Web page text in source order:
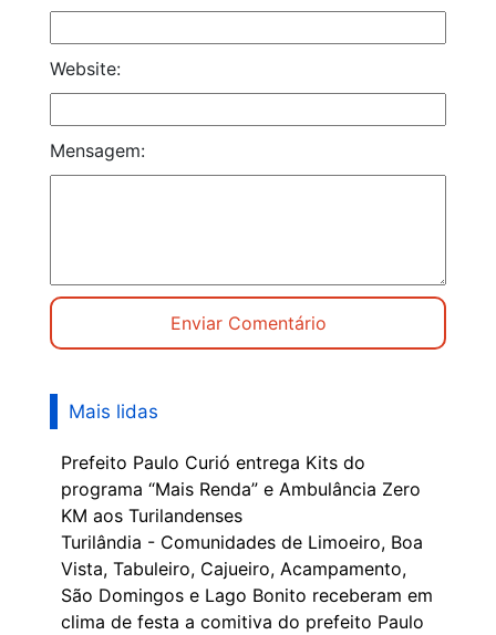
Website:
Mensagem:
Mais lidas
Prefeito Paulo Curió entrega Kits do
programa “Mais Renda” e Ambulância Zero
KM aos Turilandenses
Turilândia - Comunidades de Limoeiro, Boa
Vista, Tabuleiro, Cajueiro, Acampamento,
São Domingos e Lago Bonito receberam em
clima de festa a comitiva do prefeito Paulo